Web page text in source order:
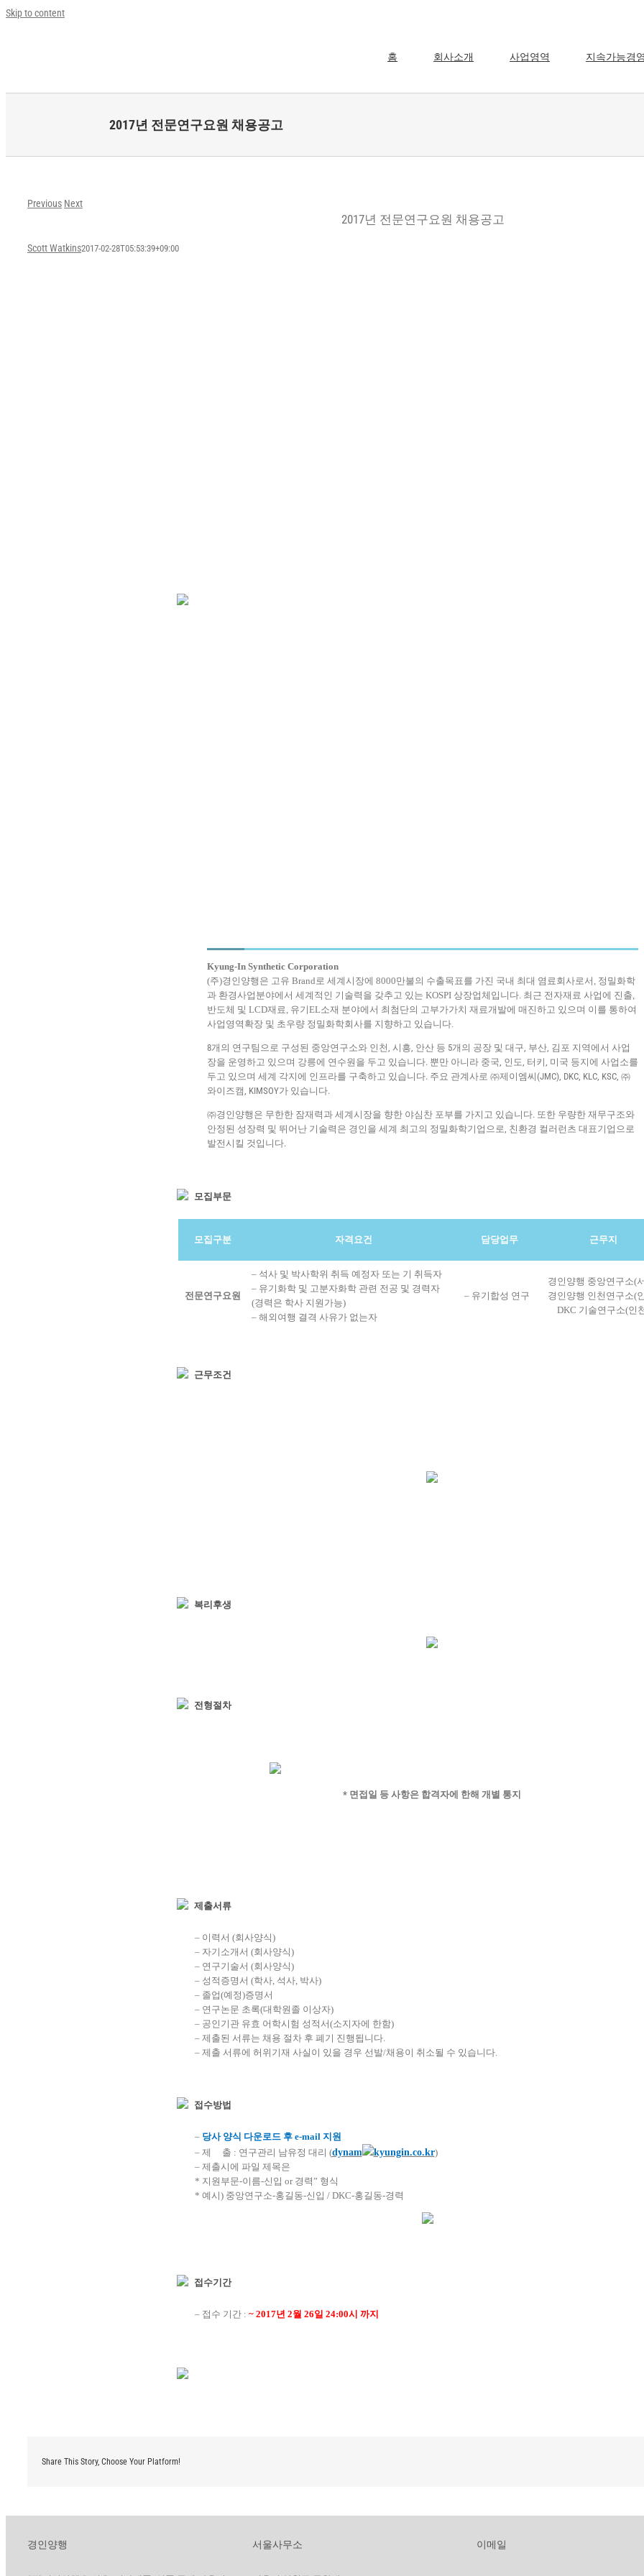
Skip to content
홈 회사소개 사업영역 지속가능경
2017년 전문연구요원 채용공고
Previous Next
2017년 전문연구요원 채용공고
Scott Watkins2017-02-28T05:53:39+09:00
Kyung-In Synthetic Corporation
(주)경인양행은 고유 Brand로 세계시장에 8000만불의 수출목표를 가진 국내 최대 염료회사로서, 정밀화학
과 환경사업분야에서 세계적인 기술력을 갖추고 있는 KOSPI 상장업체입니다. 최근 전자재료 사업에 진출,
반도체 및 LCD재료, 유기EL소재 분야에서 최첨단의 고부가가치 재료개발에 매진하고 있으며 이를 통하여
사업영역확장 및 초우량 정밀화학회사를 지향하고 있습니다.
8개의 연구팀으로 구성된 중앙연구소와 인천, 시흥, 안산 등 5개의 공장 및 대구, 부산, 김포 지역에서 사업
장을 운영하고 있으며 강릉에 연수원을 두고 있습니다. 뿐만 아니라 중국, 인도, 터키, 미국 등지에 사업소를
두고 있으며 세계 각지에 인프라를 구축하고 있습니다. 주요 관계사로 ㈜제이엠씨(JMC), DKC, KLC, KSC, ㈜
와이즈캠, KIMSOY가 있습니다.
㈜경인양행은 무한한 잠재력과 세계시장을 향한 야심찬 포부를 가지고 있습니다. 또한 우량한 재무구조와
안정된 성장력 및 뛰어난 기술력은 경인을 세계 최고의 정밀화학기업으로, 친환경 컬러런츠 대표기업으로
발전시킬 것입니다.
모집부문
모집구분 자격요건 담당업무 근무지
전문연구요원
– 석사 및 박사학위 취득 예정자 또는 기 취득자
– 유기화학 및 고분자화학 관련 전공 및 경력자
(경력은 학사 지원가능)
– 해외여행 결격 사유가 없는자
– 유기합성 연구
경인양행 중앙연구소(
경인양행 인천연구소(
DKC 기술연구소(인
근무조건
복리후생
전형절차
* 면접일 등 사항은 합격자에 한해 개별 통지
제출서류
– 이력서 (회사양식)
– 자기소개서 (회사양식)
– 연구기술서 (회사양식)
– 성적증명서 (학사, 석사, 박사)
– 졸업(예정)증명서
– 연구논문 초록(대학원졸 이상자)
– 공인기관 유효 어학시험 성적서(소지자에 한함)
– 제출된 서류는 채용 절차 후 폐기 진행됩니다.
– 제출 서류에 허위기재 사실이 있을 경우 선발/채용이 취소될 수 있습니다.
접수방법
– 당사 양식 다운로드 후 e-mail 지원
–제 출 : 연구관리 남유정 대리 (dynam kyungin.co.kr)
– 제출시에 파일 제목은
* 지원부문-이름-신입 or 경력” 형식
* 예시) 중앙연구소-홍길동-신입 / DKC-홍길동-경력
접수기간
– 접수 기간 : ~ 2017년 2월 26일 24:00시 까지
Share This Story, Choose Your Platform!
경인양행 서울사무소 이메일